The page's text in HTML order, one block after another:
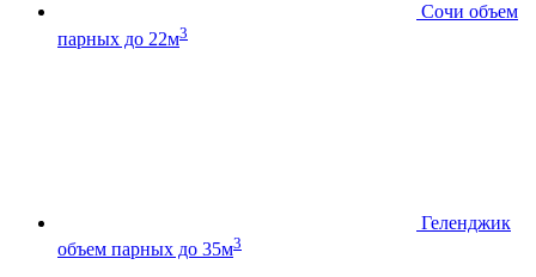
Сочи объем
парных до 22м3
Геленджик
объем парных до 35м3